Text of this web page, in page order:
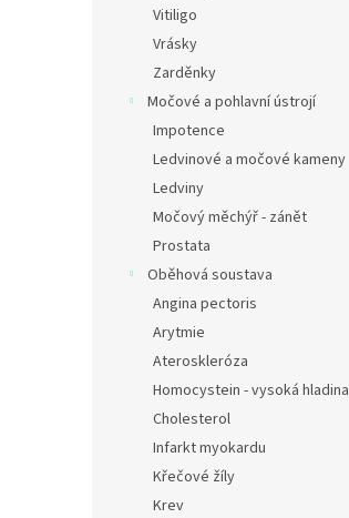
Vitiligo
Vrásky
Zarděnky
Močové a pohlavní ústrojí
Impotence
Ledvinové a močové kameny
Ledviny
Močový měchýř - zánět
Prostata
Oběhová soustava
Angina pectoris
Arytmie
Ateroskleróza
Homocystein - vysoká hladina
Cholesterol
Infarkt myokardu
Křečové žíly
Krev